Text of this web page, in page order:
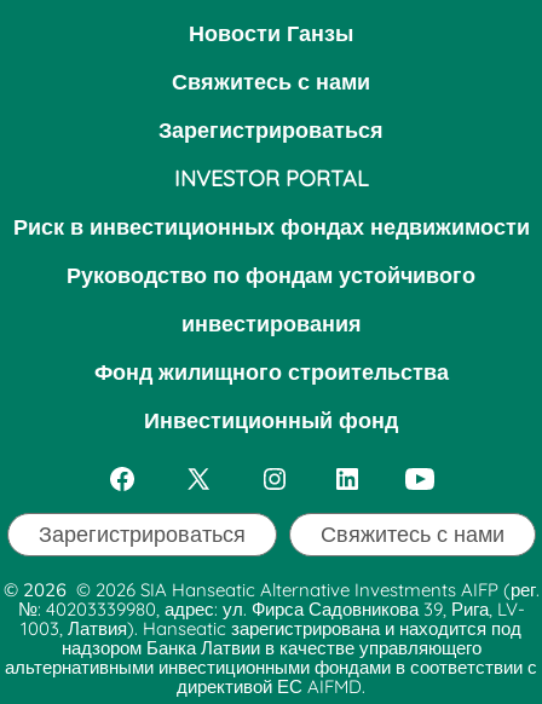
Новости Ганзы
Свяжитесь с нами
Зарегистрироваться
INVESTOR PORTAL
Риск в инвестиционных фондах недвижимости
Руководство по фондам устойчивого
инвестирования
Фонд жилищного строительства
Инвестиционный фонд
Открытым
Facebook
новой
вкладке
Открытым
X
новой
вкладке
Открытым
Instagram
новой
вкладке
Открытым
LinkedIn
новой
вкладке
Открытым
YouTube
новой
вкладке
Зарегистрироваться Свяжитесь с нами
© 2026 © 2026 SIA Hanseatic Alternative Investments AIFP (рег.
№: 40203339980, адрес: ул. Фирса Садовникова 39, Рига, LV-
1003, Латвия). Hanseatic зарегистрирована и находится под
надзором Банка Латвии в качестве управляющего
альтернативными инвестиционными фондами в соответствии с
директивой ЕС AIFMD.